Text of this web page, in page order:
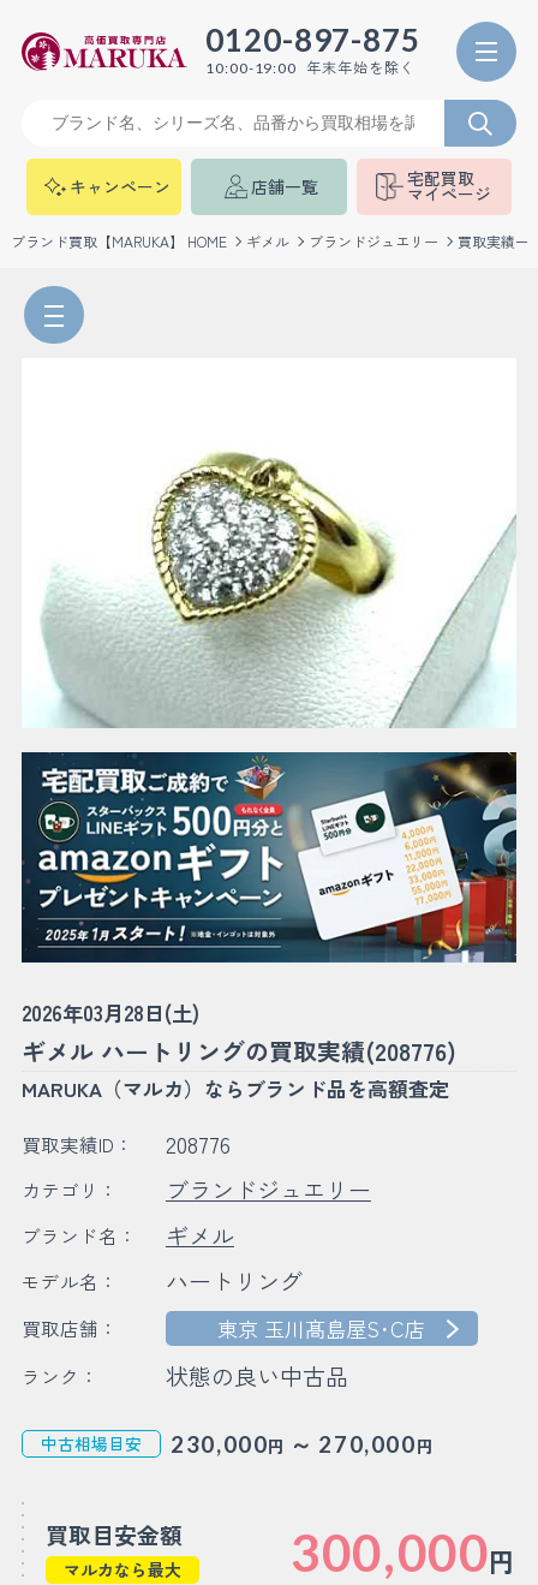
0120-897-875
10:00-19:00 年末年始を除く
キャンペーン 店舗一覧 宅配買取
マイページ
ブランド買取【MARUKA】 HOME ギメル ブランドジュエリー 買取実績一
2026年03月28日(土)
ギメル ハートリングの買取実績(208776)
MARUKA（マルカ）ならブランド品を高額査定
買取実績ID： 208776
カテゴリ： ブランドジュエリー
ブランド名： ギメル
モデル名： ハートリング
買取店舗： 東京 玉川髙島屋S･C店
ランク： 状態の良い中古品
中古相場目安 230,000円 ～ 270,000円
買取目安金額
マルカなら最大 300,000円